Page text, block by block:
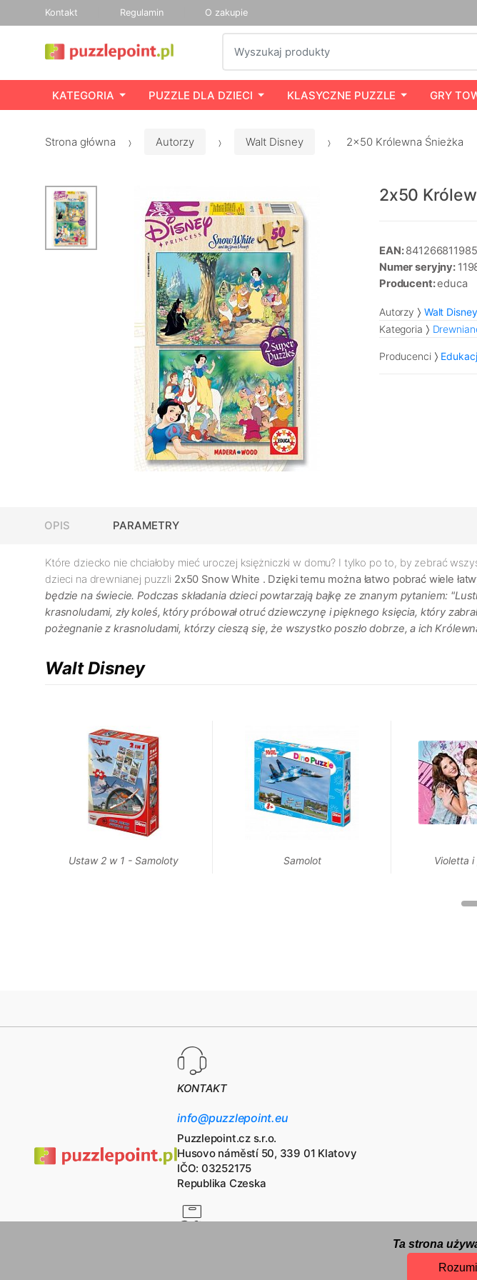
Kontakt Regulamin O zakupie
KATEGORIA PUZZLE DLA DZIECI KLASYCZNE PUZZLE GRY
Strona główna Autorzy Walt Disney 2x50 Królewna Śnieżka
2x50
EAN:
Numer seryjny:
Producent:educa
Autorzy
Walt Disney
Kategoria
Producenci
OPIS PARAMETRY
Które dziecko nie chciałoby mieć uroczej księżniczki w domu? I tylko po to, by zebrać
dzieci na drewnianej puzzli 2x50 Snow White . Dzięki temu można łatwo pobrać wiele
będzie na świecie. Podczas składania dzieci powtarzają bajkę ze znanym pytaniem:
krasnoludami, zły koleś, który próbował otruć dziewczynę i pięknego księcia, który
pożegnanie z krasnoludami, którzy cieszą się, że wszystko poszło dobrze, a ich
Walt Disney
Ustaw 2 w 1 - Samoloty Samolot Violetta
KONTAKT
info@puzzlepoint.eu
Puzzlepoint.cz s.r.o.
Husovo náměstí 50, 339 01 Klatovy
IČO: 03252175
Republika Czeska
Ta strona